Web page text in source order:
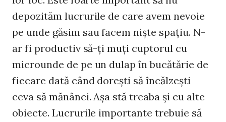
depozităm lucrurile de care avem nevoie
pe unde găsim sau facem nişte spaţiu. N-
ar fi productiv să-ţi muţi cuptorul cu
microunde de pe un dulap în bucătărie de
fiecare dată când doreşti să încălzeşti
ceva să mănânci. Aşa stă treaba şi cu alte
obiecte. Lucrurile importante trebuie să